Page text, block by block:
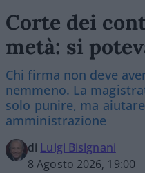
Corte dei
metà: si
Chi firma non deve
nemmeno. La
solo punire, ma
amministrazione
di Luigi Bisignani
8 Agosto 2026, 19:00